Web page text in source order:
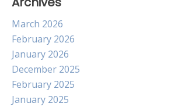
March 2026
February 2026
January 2026
December 2025
February 2025
January 2025